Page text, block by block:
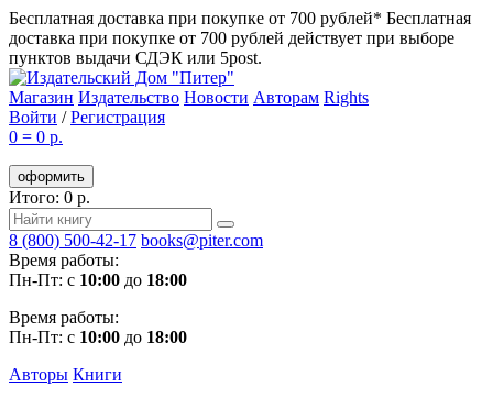
Бесплатная доставка при покупке от 700 рублей* Бесплатная
доставка при покупке от 700 рублей действует при выборе
пунктов выдачи СДЭК или 5post.
Магазин Издательство Новости Авторам Rights
Войти /Регистрация
0 = 0 р.
оформить
Итого: 0 р.
8 (800) 500-42-17 books@piter.com
Время работы:
Пн-Пт: с 10:00 до 18:00
Время работы:
Пн-Пт: с 10:00 до 18:00
Авторы Книги